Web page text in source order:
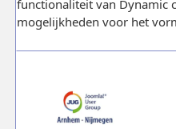
functionaliteit van Dynamic
mogelijkheden voor het